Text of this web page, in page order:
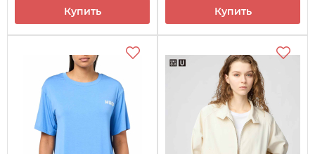
Купить Купить